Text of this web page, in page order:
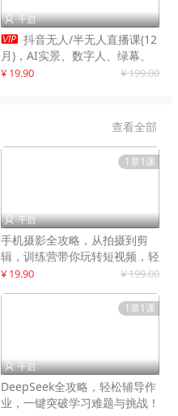
 千启
 抖音无人/半无人直播课(12
月)，AI实景、数字人、绿幕、
多种玩法、24小时自动盈利
¥ 19.90 ¥ 199.00
查看全部
1章1课
 千启
手机摄影全攻略，从拍摄到剪
辑，训练营带你玩转短视频，轻
松拍大片
¥ 19.90 ¥ 199.00
1章1课
 千启
DeepSeek全攻略，轻松辅导作
业，一键突破学习难题与挑战！